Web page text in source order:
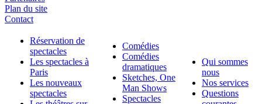
Plan du site
Contact
Réservation de
spectacles
Les spectacles à
Paris
Les nouveaux
spectacles
Comédies
Comédies
dramatiques
Sketches, One
Man Shows
Spectacles
Qui sommes
nous
Nos services
Questions